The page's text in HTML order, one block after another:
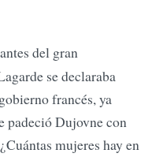
del gran
se declaraba
francés, ya
padeció Dujovne con
mujeres hay en